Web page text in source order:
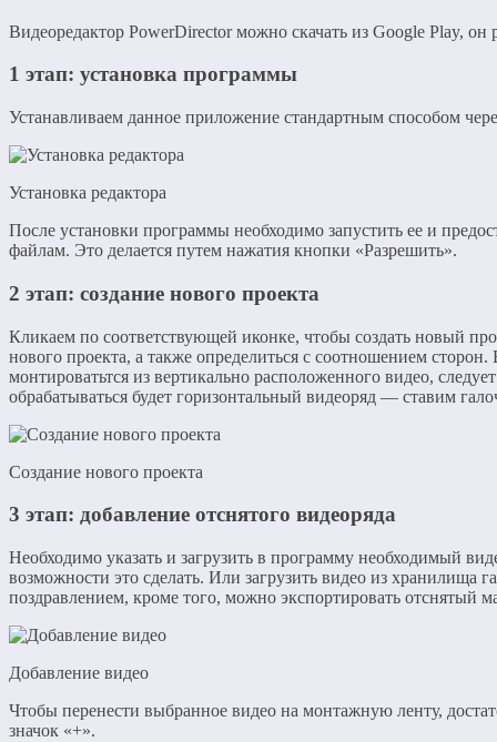
Видеоредактор PowerDirector можно скачать из Google Play, он
1 этап: установка программы
Устанавливаем данное приложение стандартным способом
Установка редактора
После установки программы необходимо запустить ее и
файлам. Это делается путем нажатия кнопки «Разрешить».
2 этап: создание нового проекта
Кликаем по соответствующей иконке, чтобы создать новый
нового проекта, а также определиться с соотношением
монтироватьтся из вертикально расположенного видео,
обрабатываться будет горизонтальный видеоряд — ставим
Создание нового проекта
3 этап: добавление отснятого видеоряда
Необходимо указать и загрузить в программу необходимый
возможности это сделать. Или загрузить видео из хранилища
поздравлением, кроме того, можно экспортировать отснятый
Добавление видео
Чтобы перенести выбранное видео на монтажную ленту,
значок «+».